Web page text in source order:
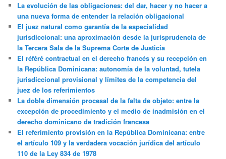
La evolución de las obligaciones: del dar, hacer y no hacer a
una nueva forma de entender la relación obligacional
El juez natural como garantía de la especialidad
jurisdiccional: una aproximación desde la jurisprudencia de
la Tercera Sala de la Suprema Corte de Justicia
El référé contractual en el derecho francés y su recepción en
la República Dominicana: autonomía de la voluntad, tutela
jurisdiccional provisional y límites de la competencia del
juez de los referimientos
La doble dimensión procesal de la falta de objeto: entre la
excepción de procedimiento y el medio de inadmisión en el
derecho dominicano de tradición francesa
El referimiento provisión en la República Dominicana: entre
el artículo 109 y la verdadera vocación jurídica del artículo
110 de la Ley 834 de 1978